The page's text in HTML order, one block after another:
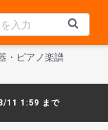
・ピアノ楽譜
11 1:59 まで